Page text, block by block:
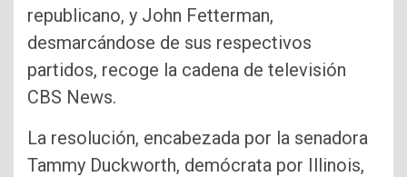
republicano, y John Fetterman,
desmarcándose de sus respectivos
partidos, recoge la cadena de televisión
CBS News.
La resolución, encabezada por la senadora
Tammy Duckworth, demócrata por Illinois,